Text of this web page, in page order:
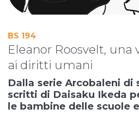
BS 194
Eleanor Roosvelt, una
ai diritti umani
Dalla serie Arcobaleni di
scritti di Daisaku Ikeda
le bambine delle scuole